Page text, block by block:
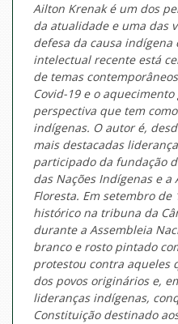
Ailton Krenak é um dos
da atualidade e uma das
defesa da causa
intelectual recente está
de temas
Covid-19 e o
perspectiva que tem
indígenas. O autor é,
mais destacadas
participado da fundação
das Nações Indígenas e a
Floresta. Em setembro
histórico na tribuna da
durante a Assembleia
branco e rosto pintado
protestou contra aqueles
dos povos originários e,
lideranças indígenas,
Constituição destinado